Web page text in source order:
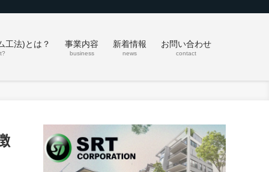
工法)とは？ 事業内容
business
新着情報
news
お問い合わせ
contact